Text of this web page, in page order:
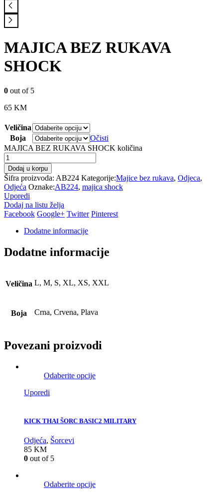
MAJICA BEZ RUKAVA
SHOCK
0 out of 5
65 KM
Veličina
Boja
Očisti
MAJICA BEZ RUKAVA SHOCK količina
Dodaj u korpu
Šifra proizvoda: AB224 Kategorije:Majice bez rukava, Odjeca,
Odjeća Oznake:AB224, majica shock
Uporedi
Dodaj na listu želja
Facebook Google+ Twitter Pinterest
Dodatne informacije
Dodatne informacije
Veličina L, M, S, XL, XS, XXL
Boja Crna, Crvena, Plava
Povezani proizvodi
Odaberite opcije
Uporedi
KICK THAI ŠORC BASIC2 MILITARY
Odjeća, Šorcevi
85 KM
0 out of 5
Odaberite opcije